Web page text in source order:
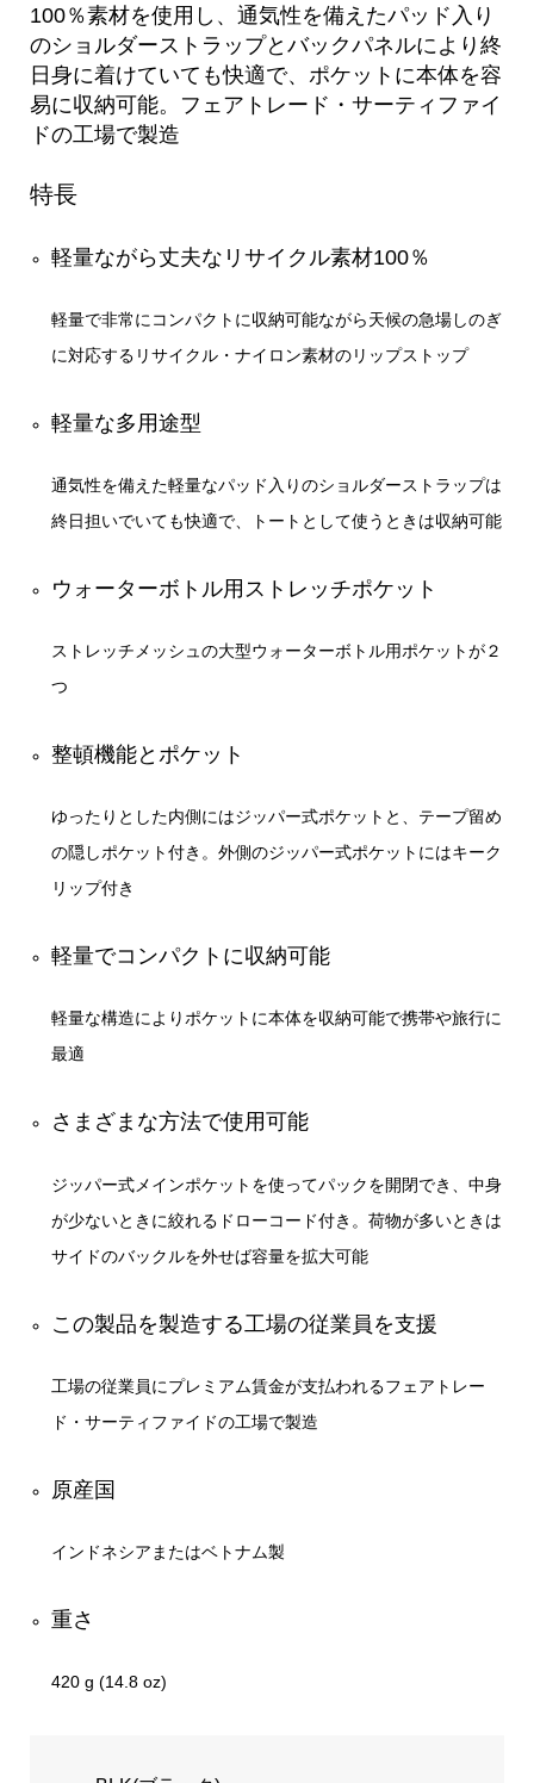
100％素材を使用し、通気性を備えたパッド入り
のショルダーストラップとバックパネルにより終
日身に着けていても快適で、ポケットに本体を容
易に収納可能。フェアトレード・サーティファイ
ドの工場で製造
特長
軽量ながら丈夫なリサイクル素材100％
軽量で非常にコンパクトに収納可能ながら天候の急場しのぎ
に対応するリサイクル・ナイロン素材のリップストップ
軽量な多用途型
通気性を備えた軽量なパッド入りのショルダーストラップは
終日担いでいても快適で、トートとして使うときは収納可能
ウォーターボトル用ストレッチポケット
ストレッチメッシュの大型ウォーターボトル用ポケットが２
つ
整頓機能とポケット
ゆったりとした内側にはジッパー式ポケットと、テープ留め
の隠しポケット付き。外側のジッパー式ポケットにはキーク
リップ付き
軽量でコンパクトに収納可能
軽量な構造によりポケットに本体を収納可能で携帯や旅行に
最適
さまざまな方法で使用可能
ジッパー式メインポケットを使ってパックを開閉でき、中身
が少ないときに絞れるドローコード付き。荷物が多いときは
サイドのバックルを外せば容量を拡大可能
この製品を製造する工場の従業員を支援
工場の従業員にプレミアム賃金が支払われるフェアトレー
ド・サーティファイドの工場で製造
原産国
インドネシアまたはベトナム製
重さ
420 g (14.8 oz)